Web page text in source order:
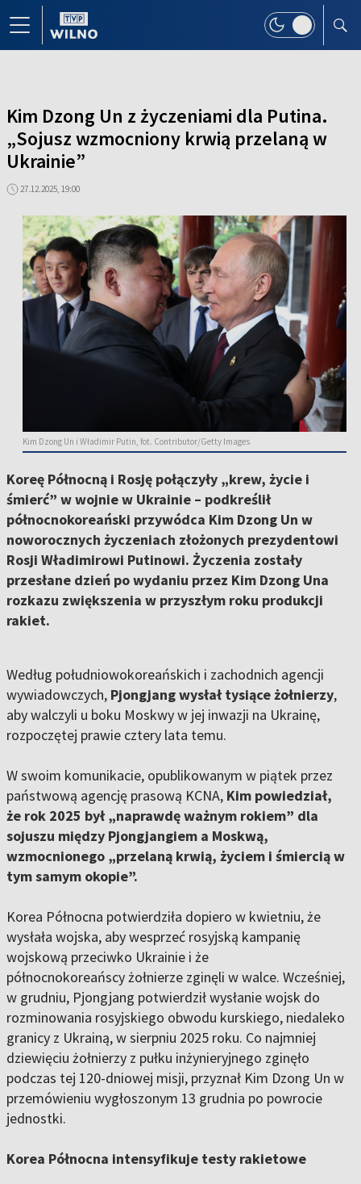
Kim Dzong Un z życzeniami dla Putina.
„Sojusz wzmocniony krwią przelaną w
Ukrainie”
27.12.2025, 19:00
Kim Dzong Un i Władimir Putin, fot. Contributor/Getty Images
Koreę Północną i Rosję połączyły „krew, życie i
śmierć” w wojnie w Ukrainie – podkreślił
północnokoreański przywódca Kim Dzong Un w
noworocznych życzeniach złożonych prezydentowi
Rosji Władimirowi Putinowi. Życzenia zostały
przesłane dzień po wydaniu przez Kim Dzong Una
rozkazu zwiększenia w przyszłym roku produkcji
rakiet.
Według południowokoreańskich i zachodnich agencji
wywiadowczych, Pjongjang wysłał tysiące żołnierzy,
aby walczyli u boku Moskwy w jej inwazji na Ukrainę,
rozpoczętej prawie cztery lata temu.
W swoim komunikacie, opublikowanym w piątek przez
państwową agencję prasową KCNA, Kim powiedział,
że rok 2025 był „naprawdę ważnym rokiem” dla
sojuszu między Pjongjangiem a Moskwą,
wzmocnionego „przelaną krwią, życiem i śmiercią w
tym samym okopie”.
Korea Północna potwierdziła dopiero w kwietniu, że
wysłała wojska, aby wesprzeć rosyjską kampanię
wojskową przeciwko Ukrainie i że
północnokoreańscy żołnierze zginęli w walce. Wcześniej,
w grudniu, Pjongjang potwierdził wysłanie wojsk do
rozminowania rosyjskiego obwodu kurskiego, niedaleko
granicy z Ukrainą, w sierpniu 2025 roku. Co najmniej
dziewięciu żołnierzy z pułku inżynieryjnego zginęło
podczas tej 120-dniowej misji, przyznał Kim Dzong Un w
przemówieniu wygłoszonym 13 grudnia po powrocie
jednostki.
Korea Północna intensyfikuje testy rakietowe